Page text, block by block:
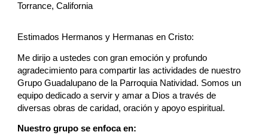
Torrance, California
Estimados Hermanos y Hermanas en Cristo:
Me dirijo a ustedes con gran emoción y profundo
agradecimiento para compartir las actividades de nuestro
Grupo Guadalupano de la Parroquia Natividad. Somos un
equipo dedicado a servir y amar a Dios a través de
diversas obras de caridad, oración y apoyo espiritual.
Nuestro grupo se enfoca en: